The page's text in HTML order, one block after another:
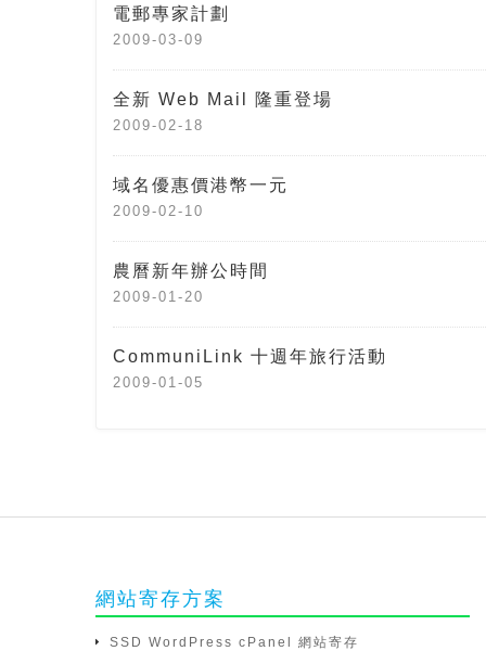
電郵專家計劃
2009-03-09
全新 Web Mail 隆重登場
2009-02-18
域名優惠價港幣一元
2009-02-10
農曆新年辦公時間
2009-01-20
CommuniLink 十週年旅行活動
2009-01-05
網站寄存方案
SSD WordPress cPanel 網站寄存